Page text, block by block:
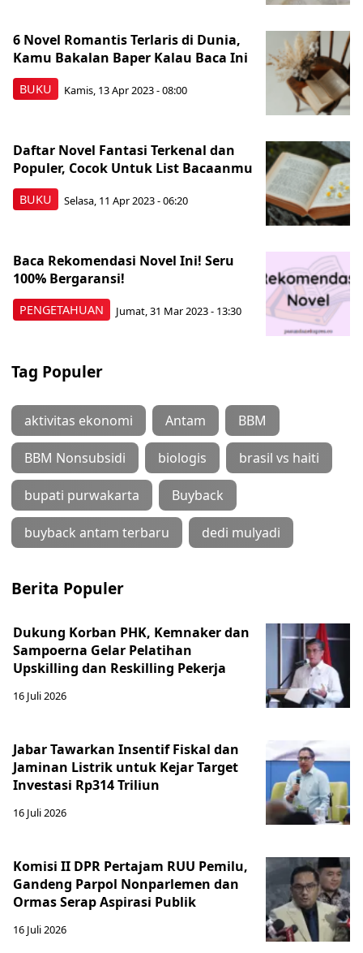
BUKU
6 Novel Romantis Terlaris di Dunia,
Kamu Bakalan Baper Kalau Baca Ini
Kamis, 13 Apr 2023 - 08:00
BUKU
Daftar Novel Fantasi Terkenal dan
Populer, Cocok Untuk List Bacaanmu
Selasa, 11 Apr 2023 - 06:20
PENGETAHUAN
Baca Rekomendasi Novel Ini! Seru
100% Bergaransi!
Jumat, 31 Mar 2023 - 13:30
Tag Populer
aktivitas ekonomi Antam BBM
BBM Nonsubsidi biologis brasil vs haiti
bupati purwakarta Buyback
buyback antam terbaru dedi mulyadi
Berita Populer
Dukung Korban PHK, Kemnaker dan
Sampoerna Gelar Pelatihan
Upskilling dan Reskilling Pekerja
16 Juli 2026
Jabar Tawarkan Insentif Fiskal dan
Jaminan Listrik untuk Kejar Target
Investasi Rp314 Triliun
16 Juli 2026
Komisi II DPR Pertajam RUU Pemilu,
Gandeng Parpol Nonparlemen dan
Ormas Serap Aspirasi Publik
16 Juli 2026